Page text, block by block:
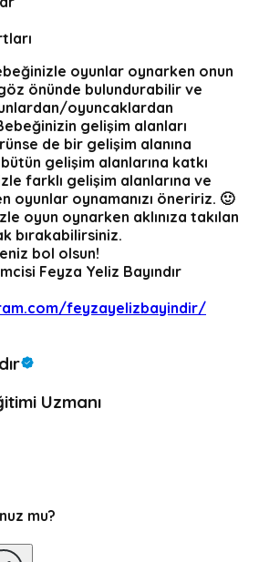
oyunlar oynarken onun
önünde bulundurabilir ve
oyuncaklardan
gelişim alanları
de bir gelişim alanına
bütün gelişim alanlarına katkı
farklı gelişim alanlarına ve
oyunlar oynamanızı öneririz. 🙂
oyun oynarken aklınıza takılan
bırakabilirsiniz.
bol olsun!
Feyza Yeliz Bayındır
feyzayelizbayindir/
Uzmanı
mu?